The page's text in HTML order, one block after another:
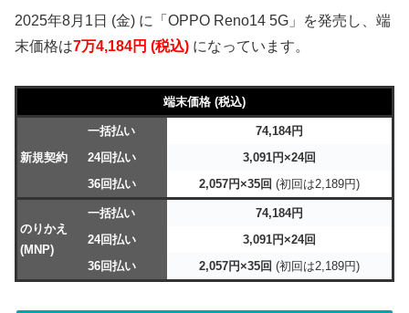
2025年8月1日 (金) に「OPPO Reno14 5G」を発売し、端
末価格は7万4,184円 (税込) になっています。
端末価格 (税込)
新規契約
一括払い
74,184円
24回払い
3,091円×24回
36回払い
2,057円×35回 (初回は2,189円)
のりかえ
(MNP)
一括払い
74,184円
24回払い
3,091円×24回
36回払い
2,057円×35回 (初回は2,189円)